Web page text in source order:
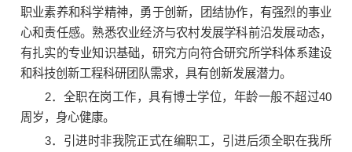
职业素养和科学精神，勇于创新，团结协作，有强烈的事业
心和责任感。熟悉农业经济与农村发展学科前沿发展动态，
有扎实的专业知识基础，研究方向符合研究所学科体系建设
和科技创新工程科研团队需求，具有创新发展潜力。
2．全职在岗工作，具有博士学位，年龄一般不超过40
周岁，身心健康。
3．引进时非我院正式在编职工，引进后须全职在我所